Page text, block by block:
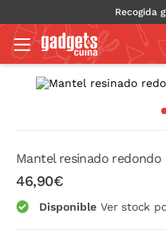
Recogida
Mantel resinado redondo
46,90€
Disponible Ver stock